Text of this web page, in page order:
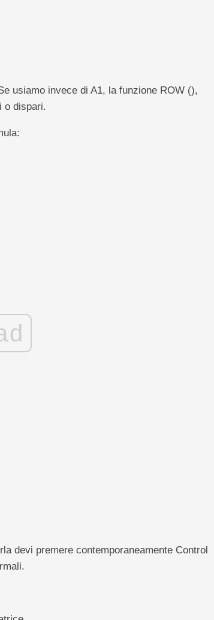
usiamo invece di A1, la funzione ROW (),
o dispari.
devi premere contemporaneamente Control